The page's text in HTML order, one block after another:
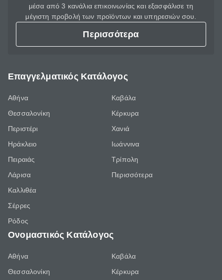
μέσα από 3 κανάλια επικοινωνίας και εξασφάλισε τη
μέγιστη προβολή των προϊόντων και υπηρεσιών σου.
Περισσότερα
Επαγγελματικός Κατάλογος
Αθήνα
Θεσσαλονίκη
Περιστέρι
Ηράκλειο
Πειραιάς
Λάρισα
Καλλιθέα
Σέρρες
Ρόδος
Καβάλα
Κέρκυρα
Χανιά
Ιωάννινα
Τρίπολη
Περισσότερα
Ονομαστικός Κατάλογος
Αθήνα
Θεσσαλονίκη
Καβάλα
Κέρκυρα